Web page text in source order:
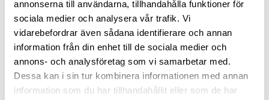
annonserna till användarna, tillhandahålla funktioner för
sociala medier och analysera vår trafik. Vi
vidarebefordrar även sådana identifierare och annan
information från din enhet till de sociala medier och
annons- och analysföretag som vi samarbetar med.
Dessa kan i sin tur kombinera informationen med annan
information som du har tillhandahållit eller som de har